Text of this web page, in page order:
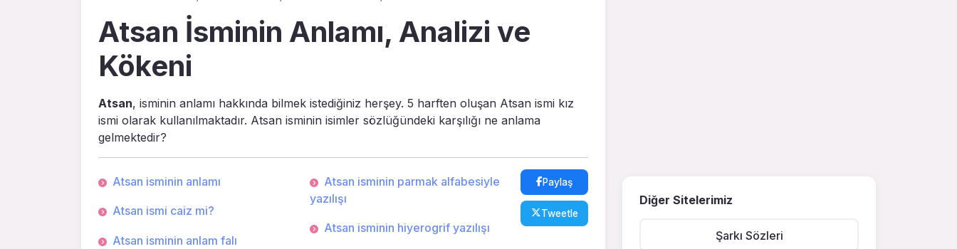
Atsan İsminin Anlamı, Analizi ve
Kökeni
Atsan, isminin anlamı hakkında bilmek istediğiniz herşey. 5 harften oluşan Atsan ismi kız
ismi olarak kullanılmaktadır. Atsan isminin isimler sözlüğündeki karşılığı ne anlama
gelmektedir?
Atsan isminin anlamı
Atsan ismi caiz mi?
Atsan isminin anlam falı
Atsan isminin parmak alfabesiyle
yazılışı
Atsan isminin hiyerogrif yazılışı
Paylaş
Tweetle
Diğer Sitelerimiz
Şarkı Sözleri